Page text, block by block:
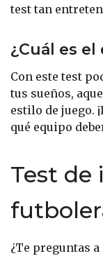
test tan
¿Cuál es
Con este test
tus sueños,
estilo de juego.
qué equipo
Test de
¿Te preguntas